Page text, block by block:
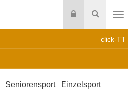
Suche
Login
click-TT
Seniorensport
Einzelsport